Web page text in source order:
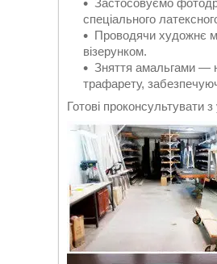
Застосовуємо
спеціального
Проводячи художнє
візерунком.
Зняття амальгами —
трафарету,
Готові проконсультувати